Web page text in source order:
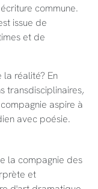
commune.
issue de
et de
la réalité? En
transdisciplinaires,
aspire à
avec poésie.
la compagnie des
et